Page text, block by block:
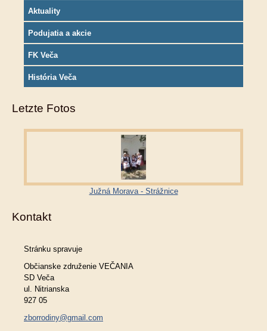
Aktuality
Podujatia a akcie
FK Veča
História Veča
Letzte Fotos
Južná Morava - Strážnice
Kontakt
Stránku spravuje
Občianske združenie VEČANIA
SD Veča
ul. Nitrianska
927 05
zborrodiny@gmail.com